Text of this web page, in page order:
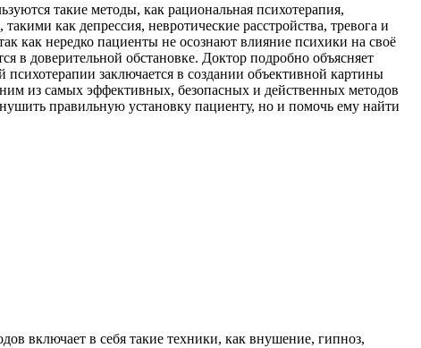
такие методы, как рациональная психотерапия,
как депрессия, невротические расстройства, тревога и
как нередко пациенты не осознают влияние психики на своё
в доверительной обстановке. Доктор подробно объясняет
заключается в создании объективной картины
из самых эффективных, безопасных и действенных методов
правильную установку пациенту, но и помочь ему найти
включает в себя такие техники, как внушение, гипноз,